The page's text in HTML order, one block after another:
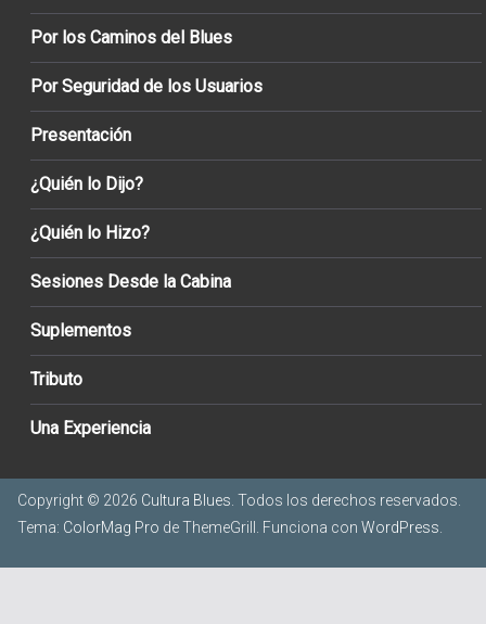
Por los Caminos del Blues
Por Seguridad de los Usuarios
Presentación
¿Quién lo Dijo?
¿Quién lo Hizo?
Sesiones Desde la Cabina
Suplementos
Tributo
Una Experiencia
Copyright © 2026 Cultura Blues . Todos los derechos reservados.
Tema: ColorMag Pro de ThemeGrill. Funciona con WordPress